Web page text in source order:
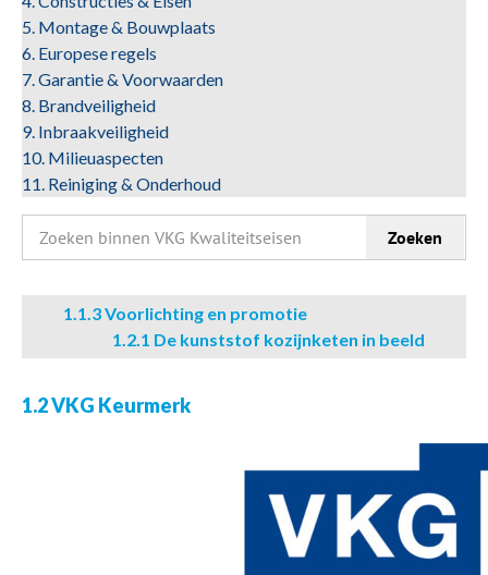
5. Montage & Bouwplaats
6. Europese regels
7. Garantie & Voorwaarden
8. Brandveiligheid
9. Inbraakveiligheid
10. Milieuaspecten
11. Reiniging & Onderhoud
Zoeken
naar:
Zoeken
1.1.3 Voorlichting en promotie
1.2.1 De kunststof kozijnketen in beeld
1.2 VKG Keurmerk